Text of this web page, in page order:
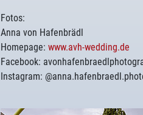
Fotos:
Anna von Hafenbrädl
Homepage: www.avh-wedding.de
Facebook:
Instagram: